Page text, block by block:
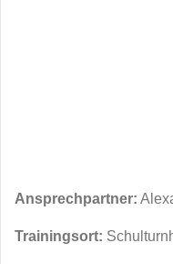
Ansprechpartner:
Trainingsort: